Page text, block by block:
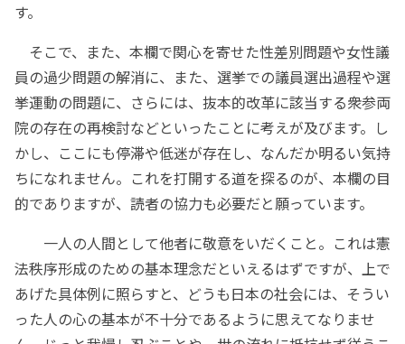
す。
そこで、また、本欄で関心を寄せた性差別問題や女性議
員の過少問題の解消に、また、選挙での議員選出過程や選
挙運動の問題に、さらには、抜本的改革に該当する衆参両
院の存在の再検討などといったことに考えが及びます。し
かし、ここにも停滞や低迷が存在し、なんだか明るい気持
ちになれません。これを打開する道を探るのが、本欄の目
的でありますが、読者の協力も必要だと願っています。
一人の人間として他者に敬意をいだくこと。これは憲
法秩序形成のための基本理念だといえるはずですが、上で
あげた具体例に照らすと、どうも日本の社会には、そうい
った人の心の基本が不十分であるように思えてなりませ